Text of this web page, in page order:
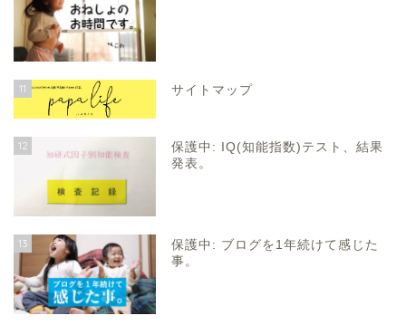
11 サイトマップ
12
保護中: IQ(知能指数)テスト、結果
発表。
13
保護中: ブログを1年続けて感じた
事。